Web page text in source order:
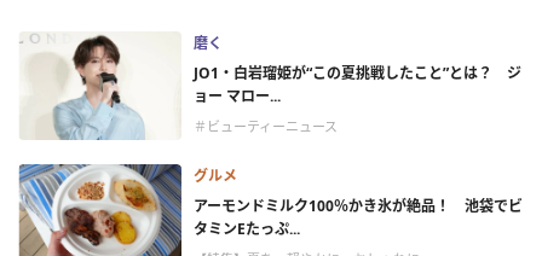
磨く
JO1・白岩瑠姫が“この夏挑戦したこと”とは？ ジ
ョー マロー...
＃ビューティーニュース
グルメ
アーモンドミルク100％かき氷が絶品！ 池袋でビ
タミンEたっぷ...